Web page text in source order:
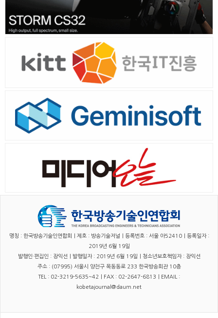
명칭 : 한국방송기술인연합회｜제호 : 방송기술저널｜등록번호 : 서울 아52410｜등록일자 :
2019년 6월 19일
발행인·편집인 : 장익선｜발행일자 : 2019년 6월 19일｜청소년보호책임자 : 장익선
주소 : (07995) 서울시 양천구 목동동로 233 한국방송회관 10층
TEL : 02-3219-5635~42｜FAX : 02-2647-6813｜EMAIL :
kobetajournal@daum.net